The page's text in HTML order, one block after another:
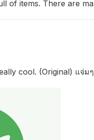
of items. There are
cool. (Original) แจ่ม